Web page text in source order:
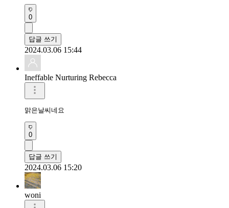
0
답글 쓰기
2024.03.06 15:44
Ineffable Nurturing Rebecca
맑은날씨네요
0
답글 쓰기
2024.03.06 15:20
woni